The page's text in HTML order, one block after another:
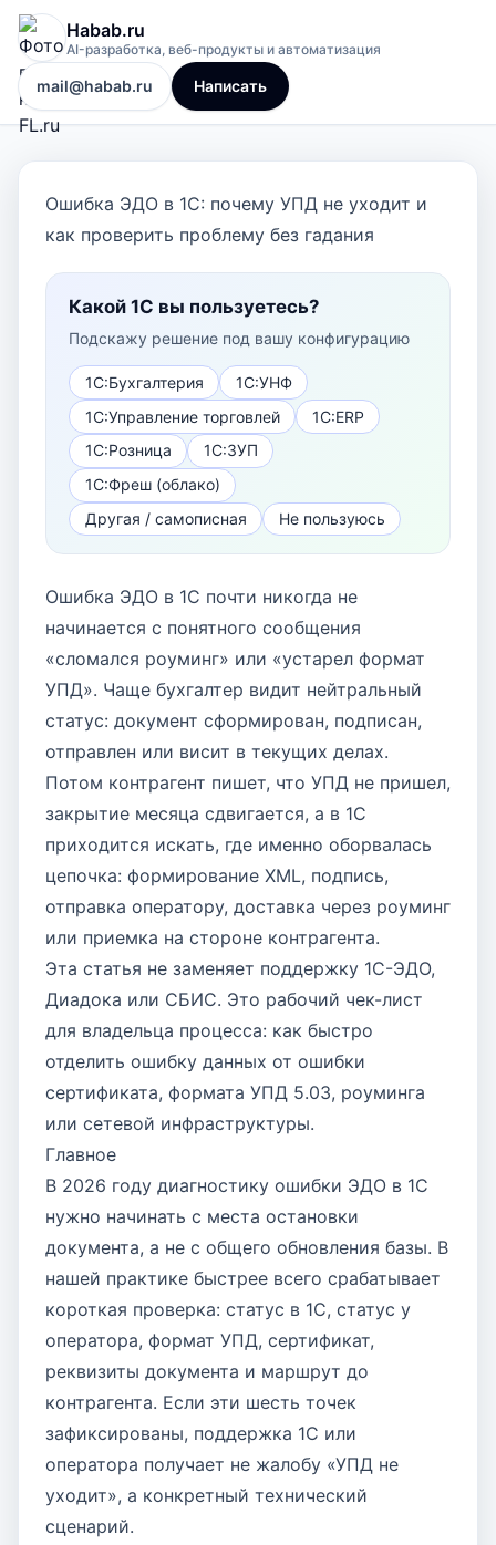
Habab.ru
AI-разработка, веб-продукты и автоматизация
mail@habab.ru Написать
Ошибка ЭДО в 1С: почему УПД не уходит и
как проверить проблему без гадания
Какой 1С вы пользуетесь?
Подскажу решение под вашу конфигурацию
1С:Бухгалтерия
1С:УНФ
1С:Управление торговлей
1С:ERP
1С:Розница
1С:ЗУП
1С:Фреш (облако)
Другая / самописная
Не пользуюсь
Ошибка ЭДО в 1С почти никогда не
начинается с понятного сообщения
«сломался роуминг» или «устарел формат
УПД». Чаще бухгалтер видит нейтральный
статус: документ сформирован, подписан,
отправлен или висит в текущих делах.
Потом контрагент пишет, что УПД не пришел,
закрытие месяца сдвигается, а в 1С
приходится искать, где именно оборвалась
цепочка: формирование XML, подпись,
отправка оператору, доставка через роуминг
или приемка на стороне контрагента.
Эта статья не заменяет поддержку 1С-ЭДО,
Диадока или СБИС. Это рабочий чек-лист
для владельца процесса: как быстро
отделить ошибку данных от ошибки
сертификата, формата УПД 5.03, роуминга
или сетевой инфраструктуры.
Главное
В 2026 году диагностику ошибки ЭДО в 1С
нужно начинать с места остановки
документа, а не с общего обновления базы. В
нашей практике быстрее всего срабатывает
короткая проверка: статус в 1С, статус у
оператора, формат УПД, сертификат,
реквизиты документа и маршрут до
контрагента. Если эти шесть точек
зафиксированы, поддержка 1С или
оператора получает не жалобу «УПД не
уходит», а конкретный технический
сценарий.